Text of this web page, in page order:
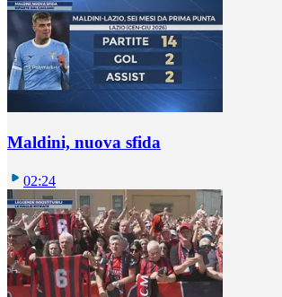
Maldini, nuova sfida
02:24